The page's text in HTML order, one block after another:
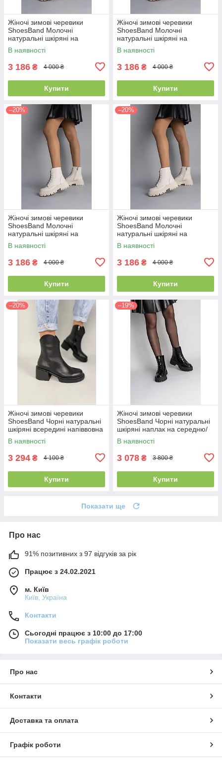
Жіночі зимові черевики
ShoesBand Молочні
натуральні шкіряні на
середню/широку стопу
всередині напіввовна 40
В наявності
3 186 ₴ 4 000 ₴
Купити
Жіночі зимові черевики
ShoesBand Молочні
натуральні шкіряні на
середню/широку стопу
всередині напіввовна 36
В наявності
3 186 ₴ 4 000 ₴
Купити
–20%
Жіночі зимові черевики
ShoesBand Молочні
натуральні шкіряні на
середню/широку стопу
всередині напіввовна 41
В наявності
3 186 ₴ 4 000 ₴
Купити
–20%
Жіночі зимові черевики
ShoesBand Молочні
натуральні шкіряні на
середню/широку стопу
всередині напіввовна 38
В наявності
3 186 ₴ 4 000 ₴
Купити
–20%
Жіночі зимові черевики
ShoesBand Чорні натуральні
шкіряні всередині напіввовна
37 (24 см) (S89051-4з)
В наявності
3 294 ₴ 4 100 ₴
Купити
–19%
Жіночі зимові черевики
ShoesBand Чорні натуральні
шкіряні наплак на середню/
широку стопу всередині
напіввовна 39 (25 см)
В наявності
3 078 ₴ 3 800 ₴
Купити
Показати ще
Про нас
91% позитивних з 97 відгуків за рік
Працює з 24.02.2021
м. Київ
Київ, Україна
Контакти
Сьогодні працює з 10:00 до 17:00
Показати весь графік роботи
Про нас
Контакти
Доставка та оплата
Графік роботи